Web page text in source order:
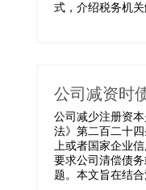
式，介绍税务机
公司减资时
公司减少注册资
法》第二百二十
上或者国家企业
要求公司清偿债
题。本文旨在结